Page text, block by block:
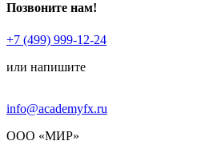
Позвоните нам!
+7 (499) 999-12-24
или напишите
info@academyfx.ru
ООО «МИР»